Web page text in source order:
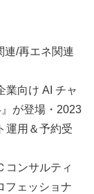
連/再エネ関連
向け AI チャ
が登場・2023
運用＆予約受
ンサルティ
フェッショナ